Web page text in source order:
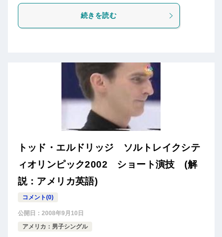
続きを読む
トッド・エルドリッジ ソルトレイクシテ
ィオリンピック2002 ショート演技 (解
説：アメリカ英語)
コメント(0)
公開日： 2008年9月10日
アメリカ：男子シングル